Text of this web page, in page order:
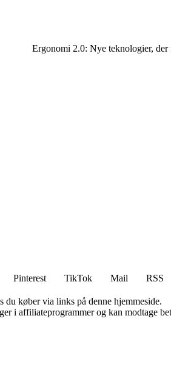
Ergonomi 2.0: Nye teknologier, der
Pinterest TikTok Mail
RSS
køber via links på denne hjemmeside.
i affiliateprogrammer og kan modtage